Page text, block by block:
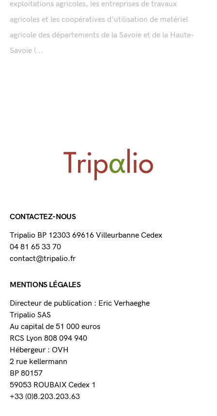
exploitations agricoles, les entreprises de travaux
agricoles et les coopératives d'utilisation de matériel
agricole des départements de la Savoie et de la Haute-
Savoie (...
CONTACTEZ-NOUS
Tripalio BP 12303 69616 Villeurbanne Cedex
04 81 65 33 70
contact@tripalio.fr
MENTIONS LÉGALES
Directeur de publication : Eric Verhaeghe
Tripalio SAS
Au capital de 51 000 euros
RCS Lyon 808 094 940
Hébergeur : OVH
2 rue kellermann
BP 80157
59053 ROUBAIX Cedex 1
+33 (0)8.203.203.63